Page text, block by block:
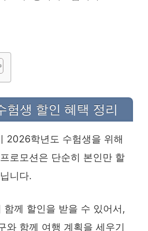
험생 할인 혜택 정리
2026학년도 수험생을 위해
로모션은 단순히 본인만 할
니다.
함께 할인을 받을 수 있어서,
와 함께 여행 계획을 세우기